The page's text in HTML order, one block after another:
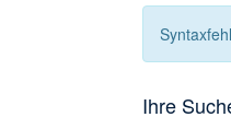
Ihre